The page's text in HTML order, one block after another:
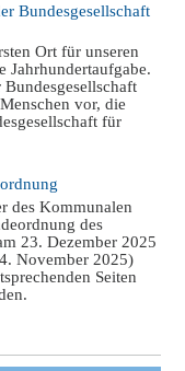
Bundesgesellschaft
Ort für unseren
Jahrhundertaufgabe.
vor, die
für
des Kommunalen
des
23. Dezember 2025
November 2025)
Seiten